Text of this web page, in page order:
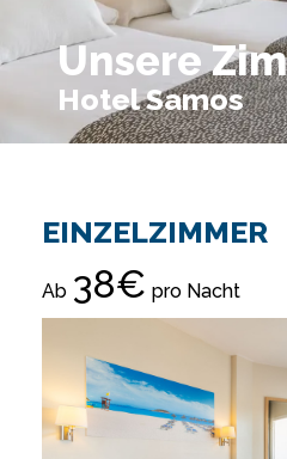
Unsere
Hotel Samos
EINZELZIMMER
Ab 38€ pro Nacht